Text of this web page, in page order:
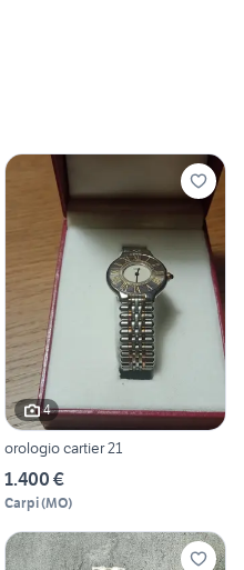
4
orologio cartier 21
1.400 €
Carpi(MO)